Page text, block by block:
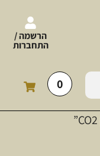
הרשמה /
התחברות
0